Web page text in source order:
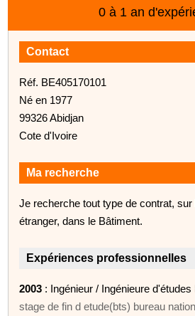
0 à 1 an
Contact
Réf. BE405170101
Né en 1977
99326 Abidjan
Cote d'Ivoire
Ma recherche
Je recherche tout type de contrat, sur
étranger, dans le Bâtiment.
Expériences professionnelles
2003 : Ingénieur / Ingénieure d'études
stage de fin d etude(bts) bureau